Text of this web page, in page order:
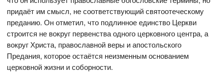
придаёт им смысл, не соответствующий святоотеческому
преданию. Он отметил, что подлинное единство Церкви
строится не вокруг первенства одного церковного центра, а
вокруг Христа, православной веры и апостольского
Предания, которое остаётся неизменным основанием
церковной жизни и соборности.